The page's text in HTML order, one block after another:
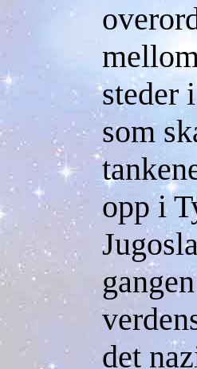
steder
som
opp i
det